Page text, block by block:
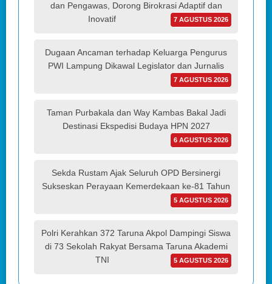
dan Pengawas, Dorong Birokrasi Adaptif dan
Inovatif
7 AGUSTUS 2026
Dugaan Ancaman terhadap Keluarga Pengurus
PWI Lampung Dikawal Legislator dan Jurnalis
7 AGUSTUS 2026
Taman Purbakala dan Way Kambas Bakal Jadi
Destinasi Ekspedisi Budaya HPN 2027
6 AGUSTUS 2026
Sekda Rustam Ajak Seluruh OPD Bersinergi
Sukseskan Perayaan Kemerdekaan ke-81 Tahun
5 AGUSTUS 2026
Polri Kerahkan 372 Taruna Akpol Dampingi Siswa
di 73 Sekolah Rakyat Bersama Taruna Akademi
TNI
5 AGUSTUS 2026